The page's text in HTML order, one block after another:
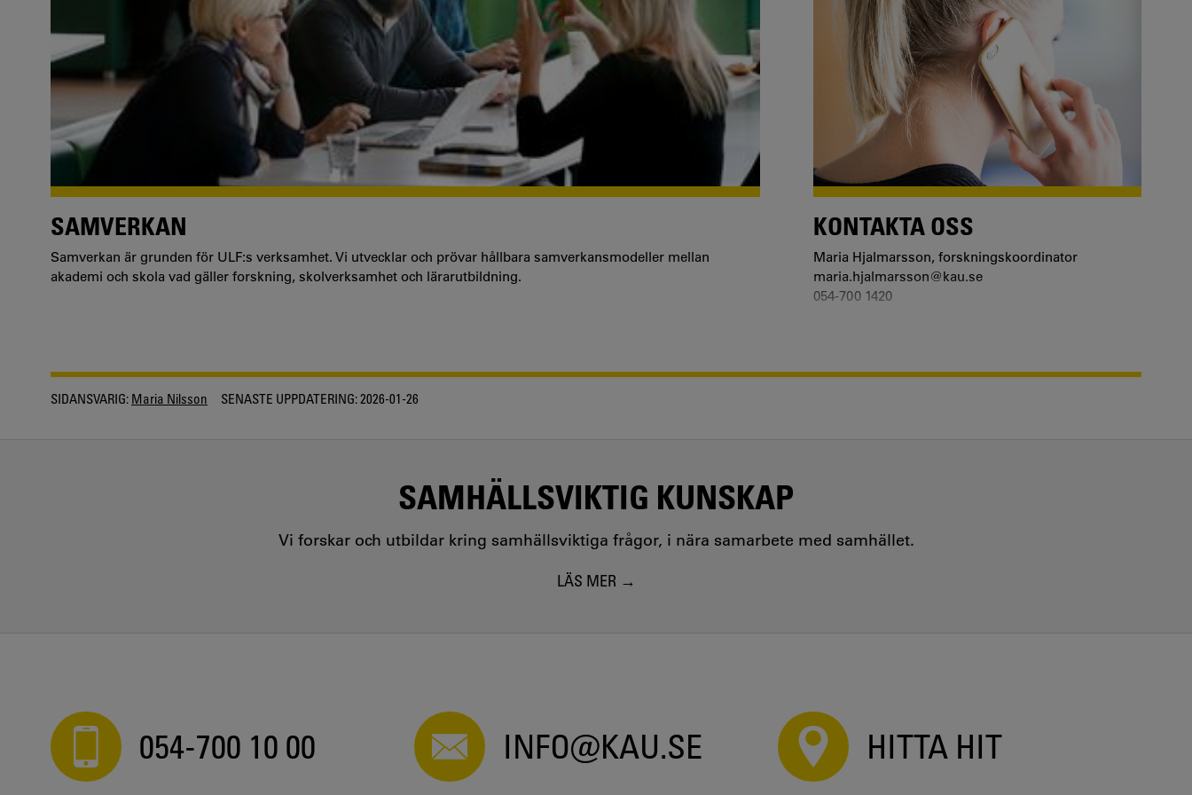
SAMVERKAN
Samverkan är grunden för ULF:s verksamhet. Vi utvecklar och prövar hållbara samverkansmodeller mellan
akademi och skola vad gäller forskning, skolverksamhet och lärarutbildning.
KONTAKTA OSS
Maria Hjalmarsson, forskningskoordinator
maria.hjalmarsson@kau.se
054-700 1420
SIDANSVARIG: Maria Nilsson SENASTE UPPDATERING:2026-01-26
SAMHÄLLSVIKTIG KUNSKAP
Vi forskar och utbildar kring samhällsviktiga frågor, i nära samarbete med samhället.
LÄS MER
054-700 10 00 INFO@KAU.SE HITTA HIT